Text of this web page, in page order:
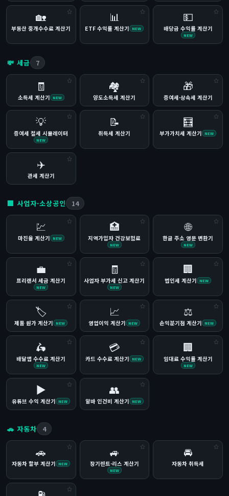
🏡
부동산 중개수수료 계산기
📊
ETF 수익률 계산기 NEW
💵
배당금 수익률 계산기
NEW
💸 세금 7
🧾
소득세 계산기 NEW
🏘️
양도소득세 계산기
🎁
증여세·상속세 계산기
💡
증여세 절세 시뮬레이터
NEW
📝
취득세 계산기
🧮
부가가치세 계산기 NEW
✈️
관세 계산기
🏢 사업자·소상공인 14
💹
마진율 계산기 NEW
🏥
지역가입자 건강보험료
NEW
🌐
한글 주소 영문 변환기
NEW
💼
프리랜서 세금 계산기
NEW
🧾
사업자 부가세 신고 계산기
NEW
🏢
법인세 계산기 NEW
🏷️
제품 원가 계산기 NEW
📈
영업이익 계산기 NEW
⚖️
손익분기점 계산기 NEW
🛵
배달앱 수수료 계산기
NEW
💳
카드 수수료 계산기 NEW
🏢
임대료 수익률 계산기
NEW
▶️
유튜브 수익 계산기 NEW
👥
알바 인건비 계산기 NEW
🚗 자동차 4
🚗
자동차 할부 계산기 NEW
🚙
장기렌트·리스 계산기
NEW
🚘
자동차 취득세